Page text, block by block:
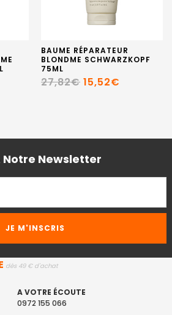
BAUME RÉPARATEUR
BLONDME SCHWARZKOPF
75ML
27,82€ 15,52€
Newsletter
dès 49 € d'achat
A VOTRE ÉCOUTE
0972 155 066